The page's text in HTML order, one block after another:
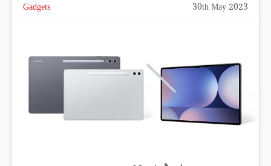
Gadgets 30th May 2023